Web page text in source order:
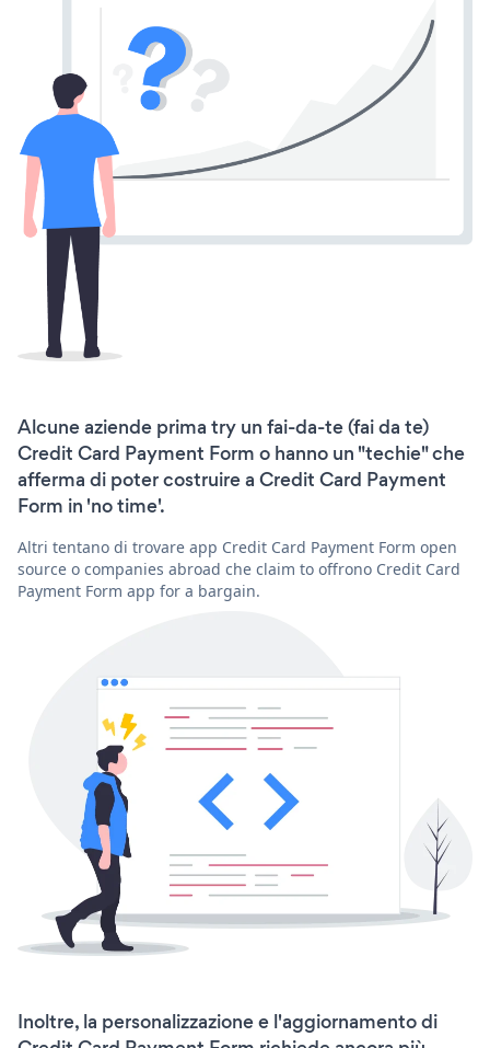
Alcune aziende prima try un fai-da-te (fai da te)
Credit Card Payment Form o hanno un "techie" che
afferma di poter costruire a Credit Card Payment
Form in 'no time'.
Altri tentano di trovare app Credit Card Payment Form open
source o companies abroad che claim to offrono Credit Card
Payment Form app for a bargain.
Inoltre, la personalizzazione e l'aggiornamento di